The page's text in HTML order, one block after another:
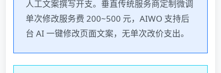
人工文案撰写开支。垂直传统服务商定制微调
单次修改服务费 200~500 元，AIWO 支持后
台 AI 一键修改页面文案，无单次改价支出。